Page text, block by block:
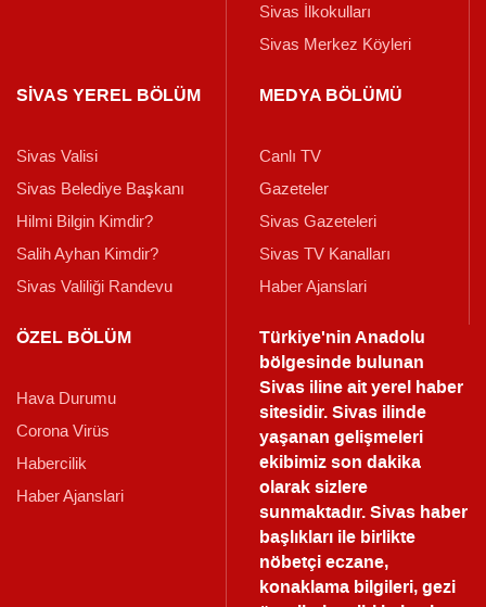
Sivas İlkokulları
Sivas Merkez Köyleri
SİVAS YEREL BÖLÜM
Sivas Valisi
Sivas Belediye Başkanı
Hilmi Bilgin Kimdir?
Salih Ayhan Kimdir?
Sivas Valiliği Randevu
MEDYA BÖLÜMÜ
Canlı TV
Gazeteler
Sivas Gazeteleri
Sivas TV Kanalları
Haber Ajanslari
ÖZEL BÖLÜM
Hava Durumu
Corona Virüs
Habercilik
Haber Ajanslari
Türkiye'nin Anadolu
bölgesinde bulunan
Sivas iline ait yerel haber
sitesidir. Sivas ilinde
yaşanan gelişmeleri
ekibimiz son dakika
olarak sizlere
sunmaktadır.Sivas haber
başlıkları ile birlikte
nöbetçi eczane,
konaklama bilgileri, gezi